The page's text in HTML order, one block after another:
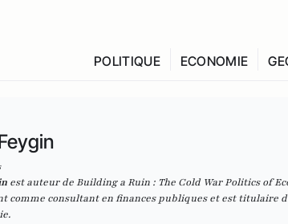
POLITIQUE ECONOMIE
est auteur de Building a Ruin : The Cold War Politics of
comme consultant en finances publiques et est titulaire